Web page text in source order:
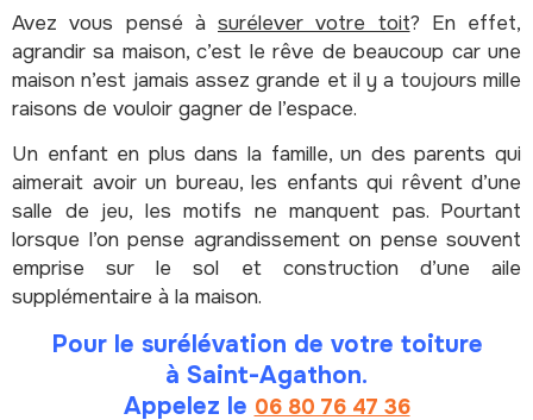
Avez vous pensé à surélever votre toit? En effet,
agrandir sa maison, c’est le rêve de beaucoup car une
maison n’est jamais assez grande et il y a toujours mille
raisons de vouloir gagner de l’espace.
Un enfant en plus dans la famille, un des parents qui
aimerait avoir un bureau, les enfants qui rêvent d’une
salle de jeu, les motifs ne manquent pas. Pourtant
lorsque l’on pense agrandissement on pense souvent
emprise sur le sol et construction d’une aile
supplémentaire à la maison.
Pour le surélévation de votre toiture
à Saint-Agathon.
Appelez le 06 80 76 47 36